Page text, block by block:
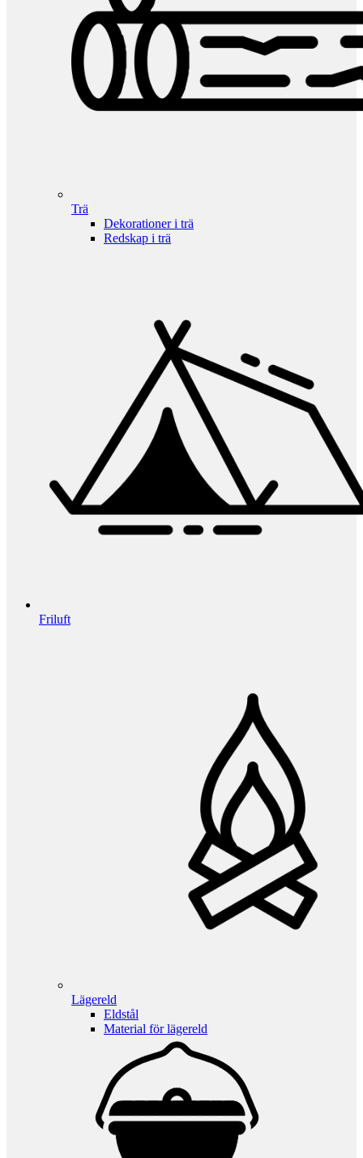
Trä
Dekorationer i trä
Redskap i trä
Friluft
Lägereld
Eldstål
Material för lägereld